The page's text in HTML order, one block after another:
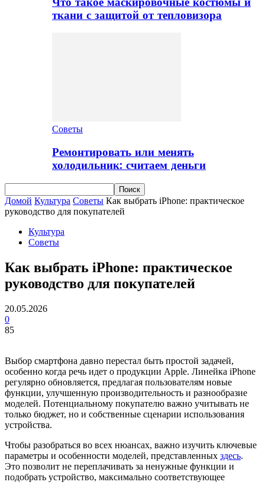
ткани с защитой от тепловизора
Советы
Ремонтировать или менять
холодильник: считаем деньги
Домой Культура Советы Как выбрать iPhone: практическое
руководство для покупателей
Культура
Советы
Как выбрать iPhone: практическое
руководство для покупателей
20.05.2026
0
85
Выбор смартфона давно перестал быть простой задачей,
особенно когда речь идет о продукции Apple. Линейка iPhone
регулярно обновляется, предлагая пользователям новые
функции, улучшенную производительность и разнообразие
моделей. Потенциальному покупателю важно учитывать не
только бюджет, но и собственные сценарии использования
устройства.
Чтобы разобраться во всех нюансах, важно изучить ключевые
параметры и особенности моделей, представленных здесь.
Это позволит не переплачивать за ненужные функции и
подобрать устройство, максимально соответствующее